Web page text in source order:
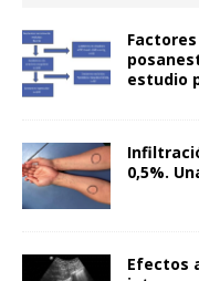
estudio
0,5%.
Efectos